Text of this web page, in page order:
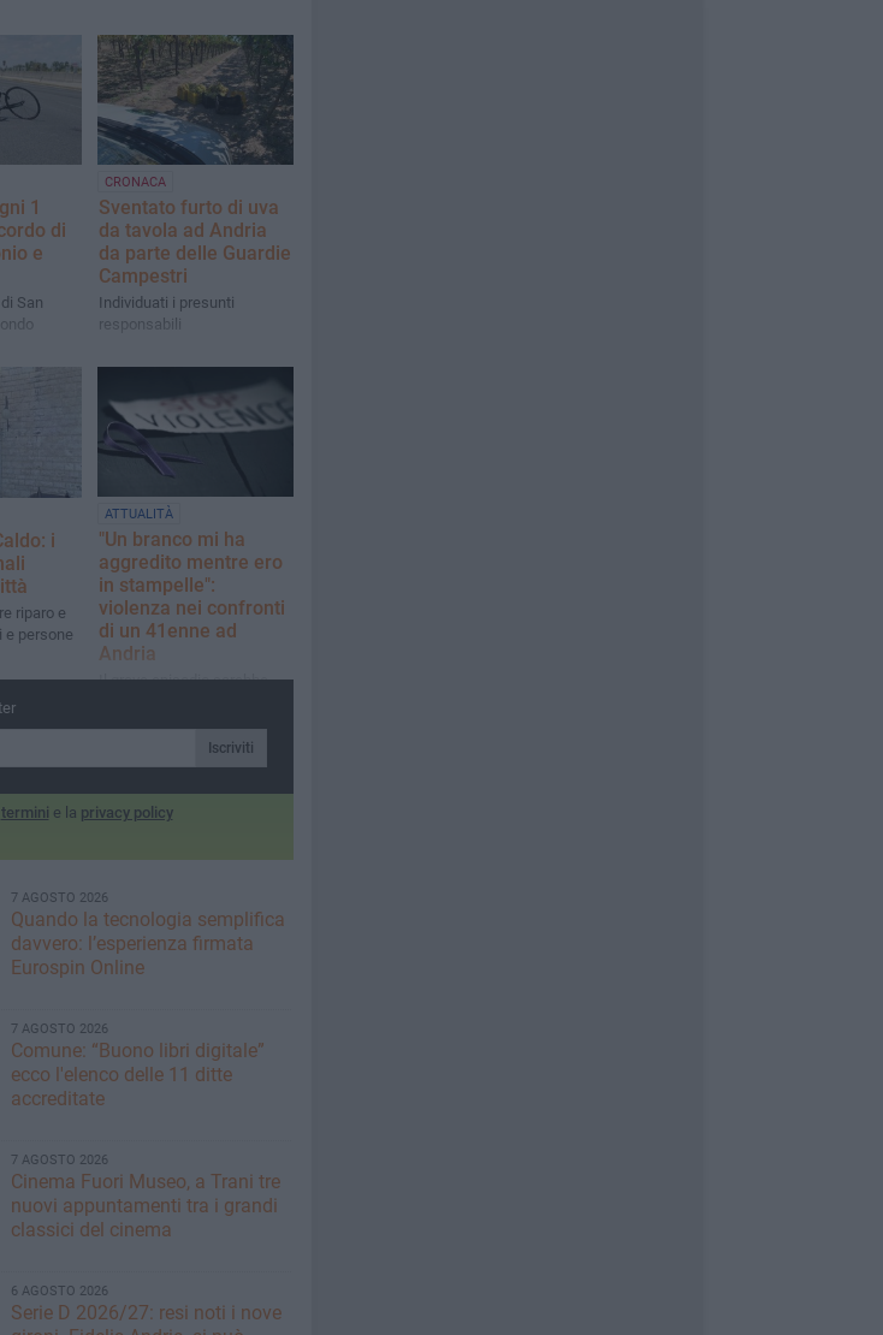
1
di
e
San
CRONACA
Sventato furto di uva
da tavola ad Andria
da parte delle Guardie
Campestri
Individuati i presunti
responsabili
i
riparo e
e persone
ATTUALITÀ
"Un branco mi ha
aggredito mentre ero
in stampelle":
violenza nei confronti
di un 41enne ad
Andria
Il grave episodio sarebbe
periferia cittadinaIscriviti
termini e la privacy policy
7 AGOSTO 2026
Quando la tecnologia semplifica
davvero: l’esperienza firmata
Eurospin Online
7 AGOSTO 2026
Comune: “Buono libri digitale”
ecco l'elenco delle 11 ditte
accreditate
7 AGOSTO 2026
Cinema Fuori Museo, a Trani tre
nuovi appuntamenti tra i grandi
classici del cinema
6 AGOSTO 2026
Serie D 2026/27: resi noti i nove